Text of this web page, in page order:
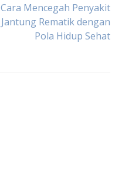
Cara Mencegah Penyakit
Jantung Rematik dengan
Pola Hidup Sehat